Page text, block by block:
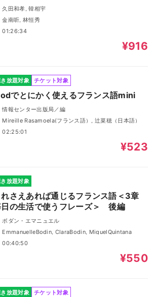
久田和孝, 韓相宇
金南听, 林恒秀
01:26:34
¥916
放題対象 チケット対象
でとにかく使えるフランス語mini
情報センター出版局／編
Mireille Rasamoela(フランス語）, 辻菜穂（日本語）
02:25:01
¥523
放題対象
れさえあれば通じるフランス語＜3章
の生活で使うフレーズ＞ 後編
ボダン・エマニュエル
EmmanuelleBodin, ClaraBodin, MiguelQuintana
00:40:50
¥550
放題対象 チケット対象